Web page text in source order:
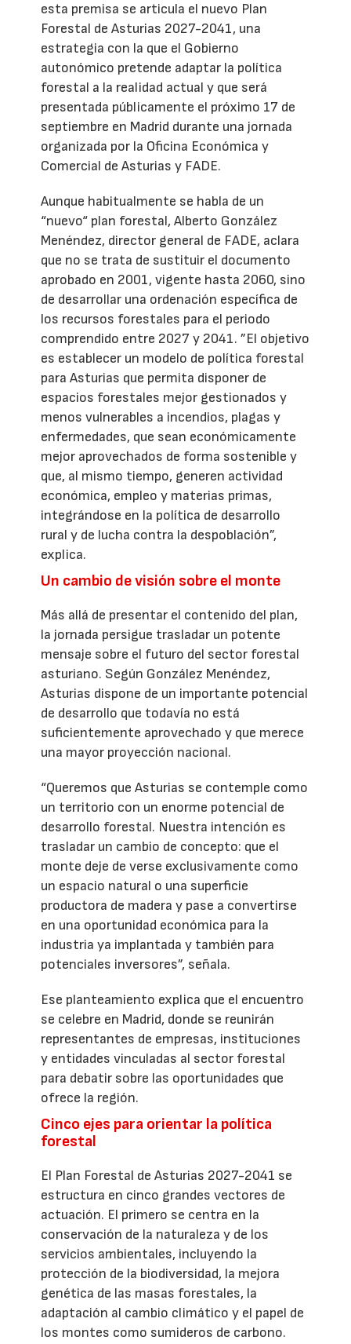
esta premisa se articula el nuevo Plan
Forestal de Asturias 2027-2041, una
estrategia con la que el Gobierno
autonómico pretende adaptar la política
forestal a la realidad actual y que será
presentada públicamente el próximo 17 de
septiembre en Madrid durante una jornada
organizada por la Oficina Económica y
Comercial de Asturias y FADE.
Aunque habitualmente se habla de un
“nuevo“ plan forestal, Alberto González
Menéndez, director general de FADE, aclara
que no se trata de sustituir el documento
aprobado en 2001, vigente hasta 2060, sino
de desarrollar una ordenación específica de
los recursos forestales para el periodo
comprendido entre 2027 y 2041. ”El objetivo
es establecer un modelo de política forestal
para Asturias que permita disponer de
espacios forestales mejor gestionados y
menos vulnerables a incendios, plagas y
enfermedades, que sean económicamente
mejor aprovechados de forma sostenible y
que, al mismo tiempo, generen actividad
económica, empleo y materias primas,
integrándose en la política de desarrollo
rural y de lucha contra la despoblación”,
explica.
Un cambio de visión sobre el monte
Más allá de presentar el contenido del plan,
la jornada persigue trasladar un potente
mensaje sobre el futuro del sector forestal
asturiano. Según González Menéndez,
Asturias dispone de un importante potencial
de desarrollo que todavía no está
suficientemente aprovechado y que merece
una mayor proyección nacional.
“Queremos que Asturias se contemple como
un territorio con un enorme potencial de
desarrollo forestal. Nuestra intención es
trasladar un cambio de concepto: que el
monte deje de verse exclusivamente como
un espacio natural o una superficie
productora de madera y pase a convertirse
en una oportunidad económica para la
industria ya implantada y también para
potenciales inversores”, señala.
Ese planteamiento explica que el encuentro
se celebre en Madrid, donde se reunirán
representantes de empresas, instituciones
y entidades vinculadas al sector forestal
para debatir sobre las oportunidades que
ofrece la región.
Cinco ejes para orientar la política
forestal
El Plan Forestal de Asturias 2027-2041 se
estructura en cinco grandes vectores de
actuación. El primero se centra en la
conservación de la naturaleza y de los
servicios ambientales, incluyendo la
protección de la biodiversidad, la mejora
genética de las masas forestales, la
adaptación al cambio climático y el papel de
los montes como sumideros de carbono.